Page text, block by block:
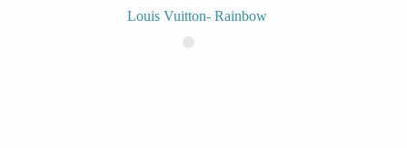
Louis Vuitton- Rainbow